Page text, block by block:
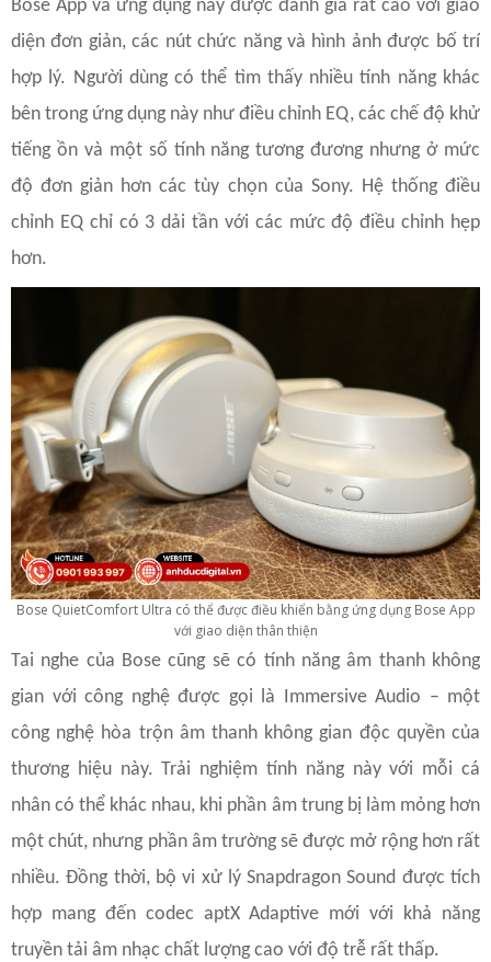
Bose App và ứng dụng này được đánh giá rất cao với giao
diện đơn giản, các nút chức năng và hình ảnh được bố trí
hợp lý. Người dùng có thể tìm thấy nhiều tính năng khác
bên trong ứng dụng này như điều chỉnh EQ, các chế độ khử
tiếng ồn và một số tính năng tương đương nhưng ở mức
độ đơn giản hơn các tùy chọn của Sony. Hệ thống điều
chỉnh EQ chỉ có 3 dải tần với các mức độ điều chỉnh hẹp
hơn.
Bose QuietComfort Ultra có thể được điều khiển bằng ứng dụng Bose App
với giao diện thân thiện
Tai nghe của Bose cũng sẽ có tính năng âm thanh không
gian với công nghệ được gọi là Immersive Audio – một
công nghệ hòa trộn âm thanh không gian độc quyền của
thương hiệu này. Trải nghiệm tính năng này với mỗi cá
nhân có thể khác nhau, khi phần âm trung bị làm mỏng hơn
một chút, nhưng phần âm trường sẽ được mở rộng hơn rất
nhiều. Đồng thời, bộ vi xử lý Snapdragon Sound được tích
hợp mang đến codec aptX Adaptive mới với khả năng
truyền tải âm nhạc chất lượng cao với độ trễ rất thấp.